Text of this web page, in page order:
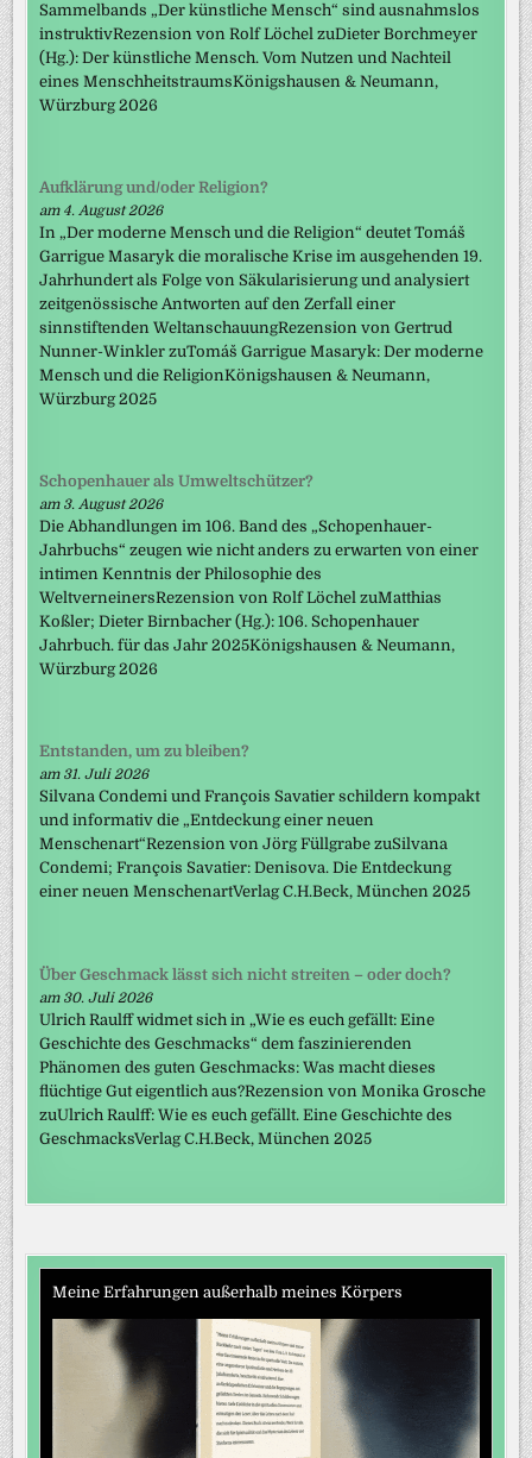
Sammelbands „Der künstliche Mensch“ sind ausnahmslos
instruktivRezension von Rolf Löchel zuDieter Borchmeyer
(Hg.): Der künstliche Mensch. Vom Nutzen und Nachteil
eines MenschheitstraumsKönigshausen & Neumann,
Würzburg 2026
Aufklärung und/oder Religion?
am 4. August 2026
In „Der moderne Mensch und die Religion“ deutet Tomáš
Garrigue Masaryk die moralische Krise im ausgehenden 19.
Jahrhundert als Folge von Säkularisierung und analysiert
zeitgenössische Antworten auf den Zerfall einer
sinnstiftenden WeltanschauungRezension von Gertrud
Nunner-Winkler zuTomáš Garrigue Masaryk: Der moderne
Mensch und die ReligionKönigshausen & Neumann,
Würzburg 2025
Schopenhauer als Umweltschützer?
am 3. August 2026
Die Abhandlungen im 106. Band des „Schopenhauer-
Jahrbuchs“ zeugen wie nicht anders zu erwarten von einer
intimen Kenntnis der Philosophie des
WeltverneinersRezension von Rolf Löchel zuMatthias
Koßler; Dieter Birnbacher (Hg.): 106. Schopenhauer
Jahrbuch. für das Jahr 2025Königshausen & Neumann,
Würzburg 2026
Entstanden, um zu bleiben?
am 31. Juli 2026
Silvana Condemi und François Savatier schildern kompakt
und informativ die „Entdeckung einer neuen
Menschenart“Rezension von Jörg Füllgrabe zuSilvana
Condemi; François Savatier: Denisova. Die Entdeckung
einer neuen MenschenartVerlag C.H.Beck, München 2025
Über Geschmack lässt sich nicht streiten – oder doch?
am 30. Juli 2026
Ulrich Raulff widmet sich in „Wie es euch gefällt: Eine
Geschichte des Geschmacks“ dem faszinierenden
Phänomen des guten Geschmacks: Was macht dieses
flüchtige Gut eigentlich aus?Rezension von Monika Grosche
zuUlrich Raulff: Wie es euch gefällt. Eine Geschichte des
GeschmacksVerlag C.H.Beck, München 2025
Meine Erfahrungen außerhalb meines Körpers